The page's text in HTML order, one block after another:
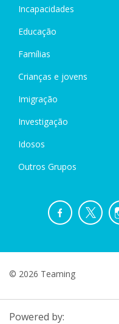
Incapacidades
Educação
Famílias
Crianças e jovens
Imigração
Investigação
Idosos
Outros Grupos
© 2026 Teaming
Powered by: